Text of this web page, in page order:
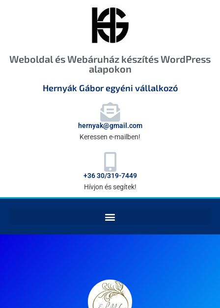
Weboldal és Webáruház készítés WordPress
alapokon
Hernyák Gábor egyéni vállalkozó
hernyak@gmail.com
Keressen e-mailben!
+36 30/319-7449
Hívjon és segítek!